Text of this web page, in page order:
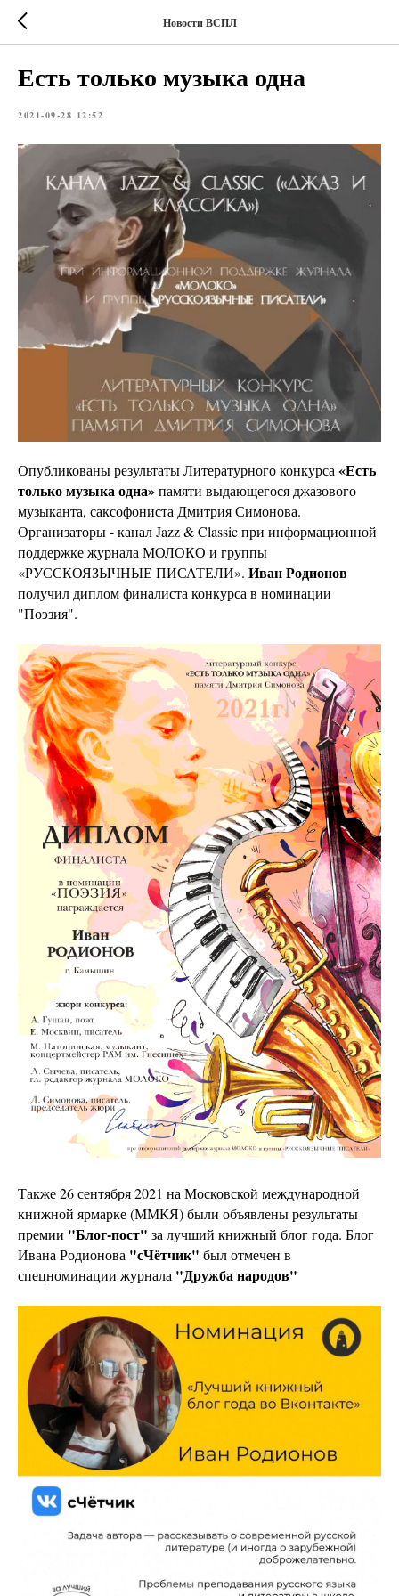
Новости ВСПЛ
Есть только музыка одна
2021-09-28 12:52
Опубликованы результаты Литературного конкурса «Есть
только музыка одна»памяти выдающегося джазового
музыканта, саксофониста Дмитрия Симонова.
Организаторы - канал Jazz & Classic при информационной
поддержке журнала МОЛОКО и группы
«РУССКОЯЗЫЧНЫЕ ПИСАТЕЛИ». Иван Родионов
получил диплом финалиста конкурса в номинации
"Поэзия".
Также 26 сентября 2021 на Московской международной
книжной ярмарке (ММКЯ) были объявлены результаты
премии "Блог-пост" за лучший книжный блог года. Блог
Ивана Родионова "сЧётчик" был отмечен в
спецноминации журнала "Дружба народов"